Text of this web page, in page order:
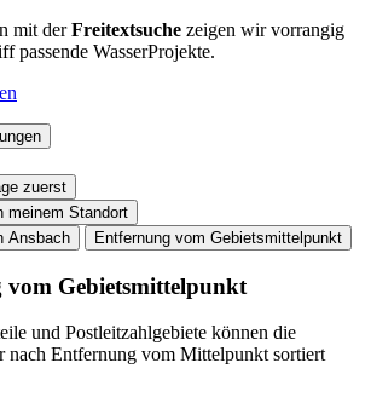
mit derFreitextsuche zeigen wir vorrangig
passende WasserProjekte.
zuerst
meinem Standort
Ansbach
Entfernung vom Gebietsmittelpunkt
Gebietsmittelpunkt
und Postleitzahlgebiete können die
nach Entfernung vom Mittelpunkt sortiert